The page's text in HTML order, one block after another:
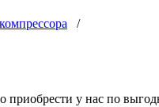
/
приобрести у нас по